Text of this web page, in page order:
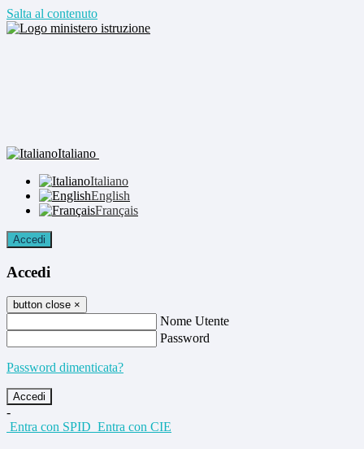
Salta al contenuto
Italiano
Italiano
English
Français
Accedi
Accedi
button close ×
Nome Utente
Password
Password dimenticata?
-
Entra con SPID Entra con CIE